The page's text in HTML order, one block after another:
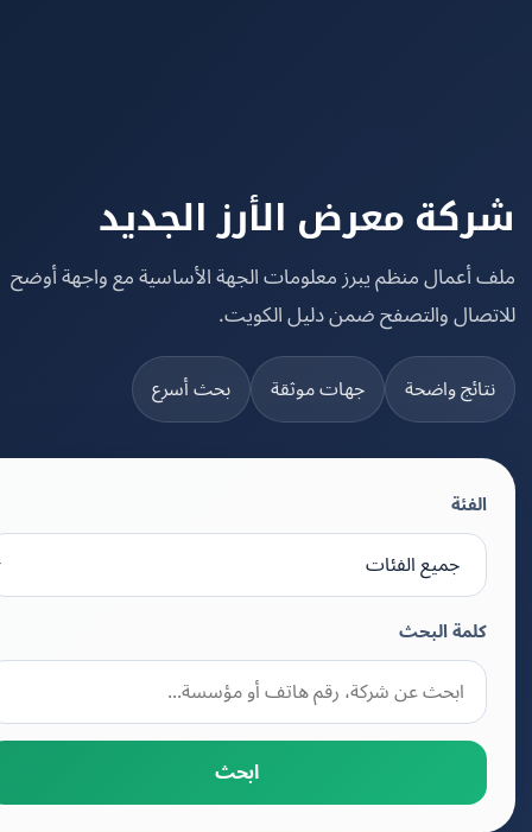
معرض الأرز الجديد
منظم يبرز معلومات الجهة الأساسية مع واجهة أوضح
والتصفح ضمن دليل الكويت.
واضحة جهات موثقة بحث أسرع
كلمة البحث
ابحث